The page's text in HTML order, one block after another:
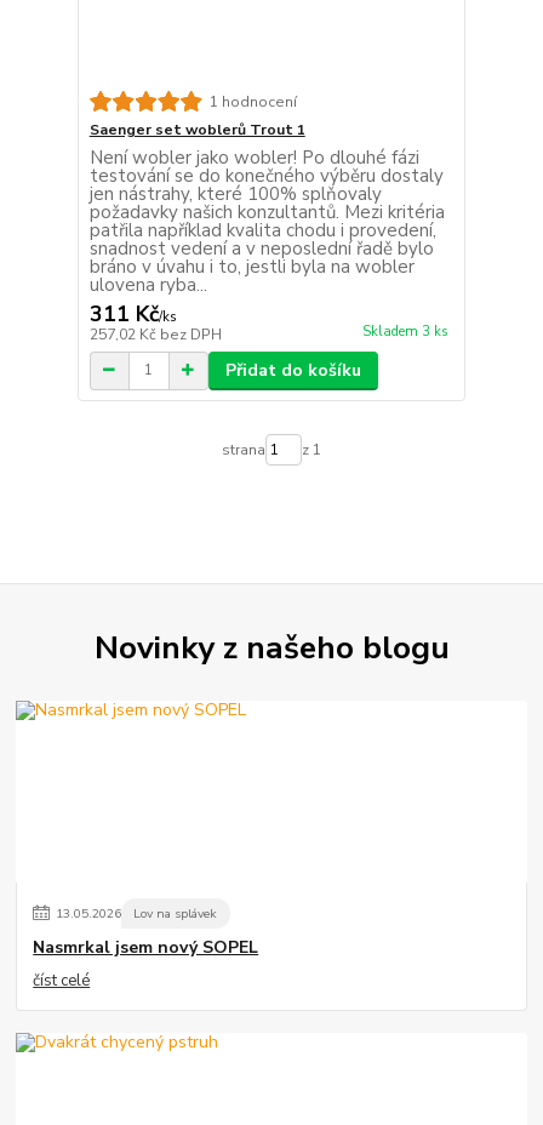
1 hodnocení
Saenger set woblerů Trout 1
Není wobler jako wobler! Po dlouhé fázi
testování se do konečného výběru dostaly
jen nástrahy, které 100% splňovaly
požadavky našich konzultantů. Mezi kritéria
patřila například kvalita chodu i provedení,
snadnost vedení a v neposlední řadě bylo
bráno v úvahu i to, jestli byla na wobler
ulovena ryba...
311 Kč/ks
257,02 Kč bez DPH Skladem 3 ks
Přidat do košíku
strana z 1
Novinky z našeho blogu
13.05.2026 Lov na splávek
Nasmrkal jsem nový SOPEL
číst celé